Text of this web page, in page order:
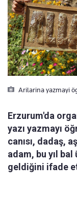
Arilarina yazmayi
Erzurum'da
yazı yazmayı
canısı, dadaş,
adam, bu yıl
geldiğini ifade